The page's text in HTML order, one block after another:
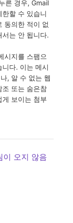
른 경우, Gmail
할 수 있습니
동의한 적이 없
는 안 됩니다.
시지를 스팸으
다. 이는 메시
, 알 수 없는 웹
조 또는 숨은참
보이는 첨부
이 오지 않음